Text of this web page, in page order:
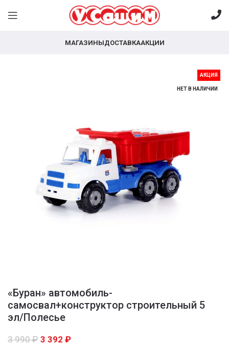
МАГАЗИНЫДОСТАВКААКЦИИ
АКЦИЯ
НЕТ В НАЛИЧИИ
«Буран» автомобиль-
самосвал+конструктор строительный 5
эл/Полесье
3 990₽ 3 392 ₽